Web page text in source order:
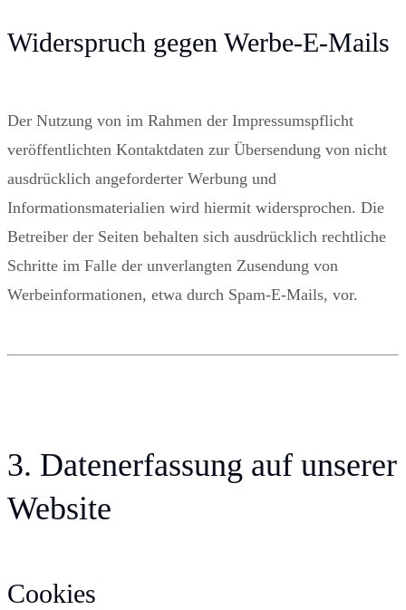
Widerspruch gegen Werbe-E-Mails
Der Nutzung von im Rahmen der Impressumspflicht
veröffentlichten Kontaktdaten zur Übersendung von nicht
ausdrücklich angeforderter Werbung und
Informationsmaterialien wird hiermit widersprochen. Die
Betreiber der Seiten behalten sich ausdrücklich rechtliche
Schritte im Falle der unverlangten Zusendung von
Werbeinformationen, etwa durch Spam-E-Mails, vor.
3. Datenerfassung auf unserer
Website
Cookies